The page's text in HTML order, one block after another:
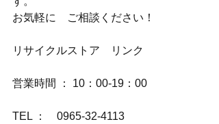
お気軽に　ご相談ください！
リサイクルストア　リンク
営業時間 ： 10：00-19：00
TEL ：　0965-32-4113